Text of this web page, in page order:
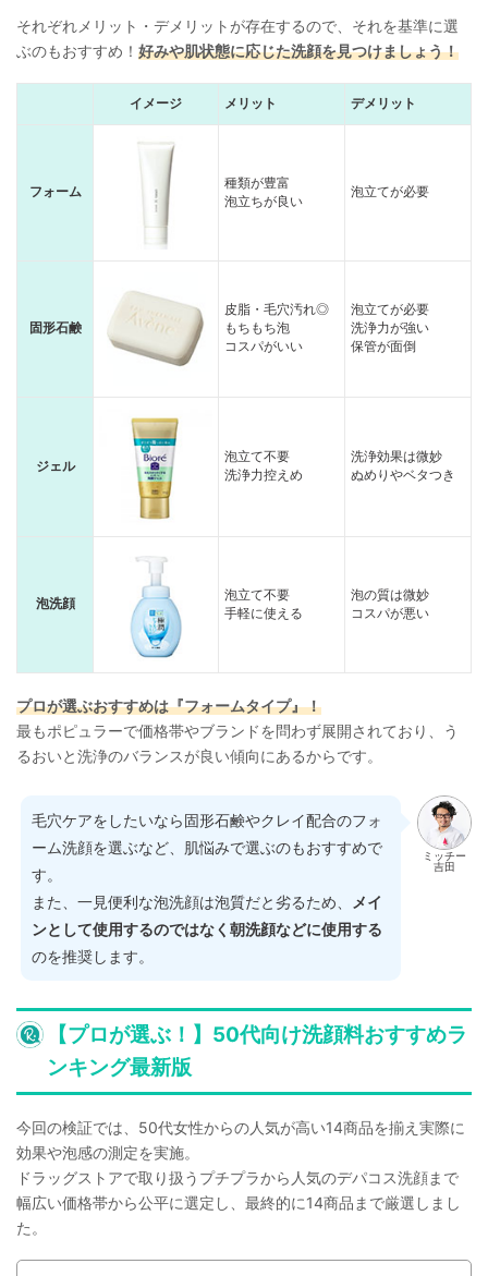
それぞれメリット・デメリットが存在するので、それを基準に選
ぶのもおすすめ！ 好みや肌状態に応じた洗顔を見つけましょう！
イメージ メリット デメリット
フォーム
種類が豊富
泡立ちが良い
泡立てが必要
固形石鹸
皮脂・毛穴汚れ◎
もちもち泡
コスパがいい
泡立てが必要
洗浄力が強い
保管が面倒
ジェル
泡立て不要
洗浄力控えめ
洗浄効果は微妙
ぬめりやベタつき
泡洗顔
泡立て不要
手軽に使える
泡の質は微妙
コスパが悪い
プロが選ぶおすすめは『フォームタイプ』！
最もポピュラーで価格帯やブランドを問わず展開されており、う
るおいと洗浄のバランスが良い傾向にあるからです。
ミッチー
吉田
毛穴ケアをしたいなら固形石鹸やクレイ配合のフォ
ーム洗顔を選ぶなど、肌悩みで選ぶのもおすすめで
す。
また、一見便利な泡洗顔は泡質だと劣るため、
メイ
ンとして使用するのではなく朝洗顔などに使用する
のを推奨します。
【プロが選ぶ！】50代向け洗顔料おすすめラ
ンキング最新版
今回の検証では、50代女性からの人気が高い14商品を揃え実際に
効果や泡感の測定を実施。
ドラッグストアで取り扱うプチプラから人気のデパコス洗顔まで
幅広い価格帯から公平に選定し、最終的に14商品まで厳選しまし
た。